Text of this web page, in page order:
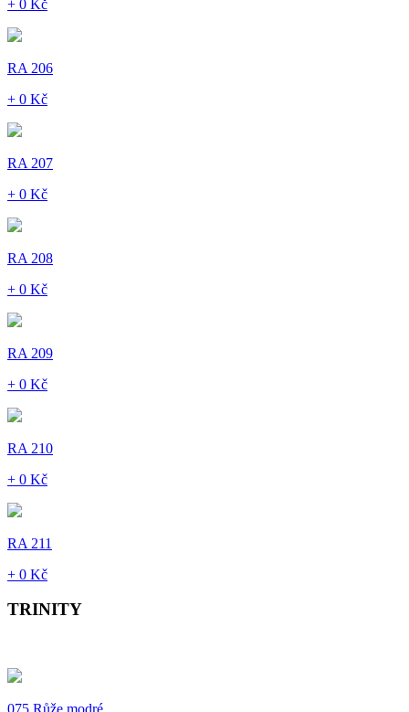
+ 0 Kč
RA 206
+ 0 Kč
RA 207
+ 0 Kč
RA 208
+ 0 Kč
RA 209
+ 0 Kč
RA 210
+ 0 Kč
RA 211
+ 0 Kč
TRINITY
075 Růže modré